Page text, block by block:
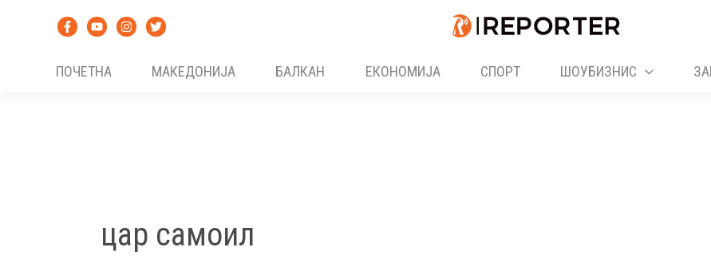
ПОЧЕТНА
МАКЕДОНИЈА БАЛКАН ЕКОНОМИЈА СПОРТ ШОУБИЗНИС
цар самоил